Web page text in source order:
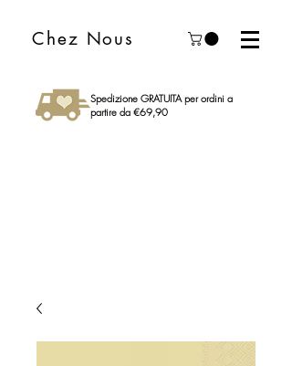
Chez Nous
Spedizione GRATUITA per ordini a
partire da €69,90